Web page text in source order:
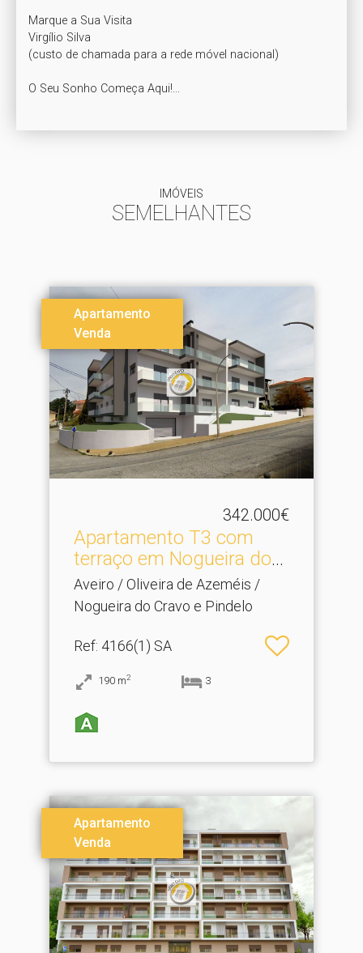
Marque a Sua Visita
Virgílio Silva
(custo de chamada para a rede móvel nacional)
O Seu Sonho Começa Aqui!...
IMÓVEIS
SEMELHANTES
Apartamento
Venda
342.000€
Apartamento T3 com
terraço em Nogueira do
Cra.​..
Aveiro / Oliveira de Azeméis /
Nogueira do Cravo e Pindelo
Ref: 4166(1) SA
190 m2 3
Apartamento
Venda